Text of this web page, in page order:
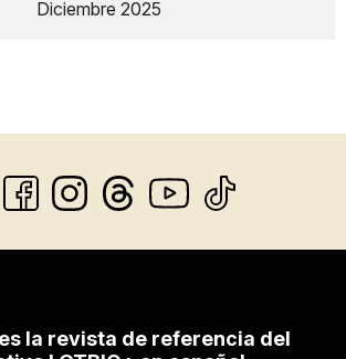
Diciembre 2025
la revista de referencia del